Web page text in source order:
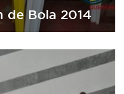
de Bola 2014